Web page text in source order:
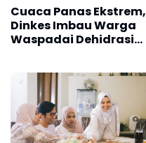
Cuaca Panas Ekstrem,
Dinkes Imbau Warga
Waspadai Dehidrasi